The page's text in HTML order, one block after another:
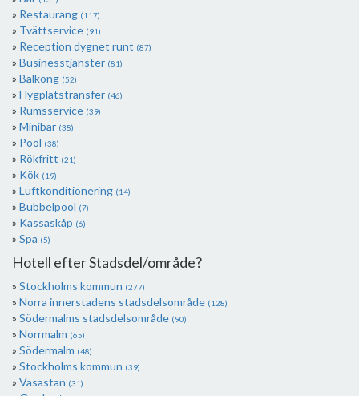
Restaurang (117)
Tvättservice (91)
Reception dygnet runt (87)
Businesstjänster (81)
Balkong (52)
Flygplatstransfer (46)
Rumsservice (39)
Minibar (38)
Pool (38)
Rökfritt (21)
Kök (19)
Luftkonditionering (14)
Bubbelpool (7)
Kassaskåp (6)
Spa (5)
Hotell efter Stadsdel/område?
Stockholms kommun (277)
Norra innerstadens stadsdelsområde (128)
Södermalms stadsdelsområde (90)
Norrmalm (65)
Södermalm (48)
Stockholms kommun (39)
Vasastan (31)